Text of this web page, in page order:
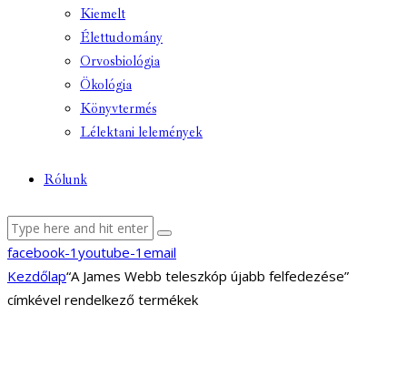
Kiemelt
Élettudomány
Orvosbiológia
Ökológia
Könyvtermés
Lélektani lelemények
Rólunk
facebook-1 youtube-1 email
Kezdőlap“A James Webb teleszkóp újabb felfedezése”
címkével rendelkező termékek